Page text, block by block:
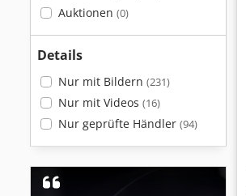
Auktionen (0)
Details
Nur mit Bildern (231)
Nur mit Videos (16)
Nur geprüfte Händler (94)